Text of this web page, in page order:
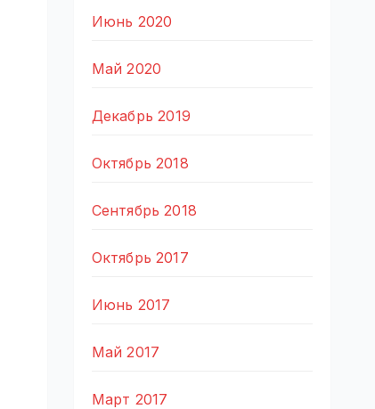
Июнь 2020
Май 2020
Декабрь 2019
Октябрь 2018
Сентябрь 2018
Октябрь 2017
Июнь 2017
Май 2017
Март 2017